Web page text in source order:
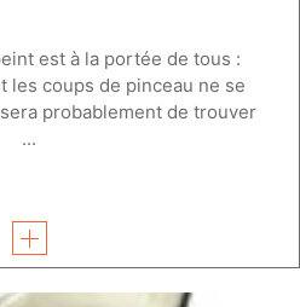
est à la portée de tous :
les coups de pinceau ne se
probablement de trouver
...